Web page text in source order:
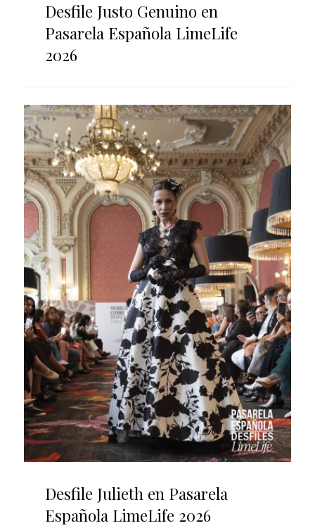
Desfile Justo Genuino en
Pasarela Española LimeLife
2026
Desfile Julieth en Pasarela
Española LimeLife 2026